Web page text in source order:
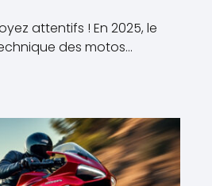
attentifs ! En 2025, le
des motos…